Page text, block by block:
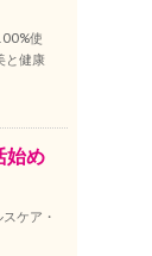
使
と健康
始め
ケア・